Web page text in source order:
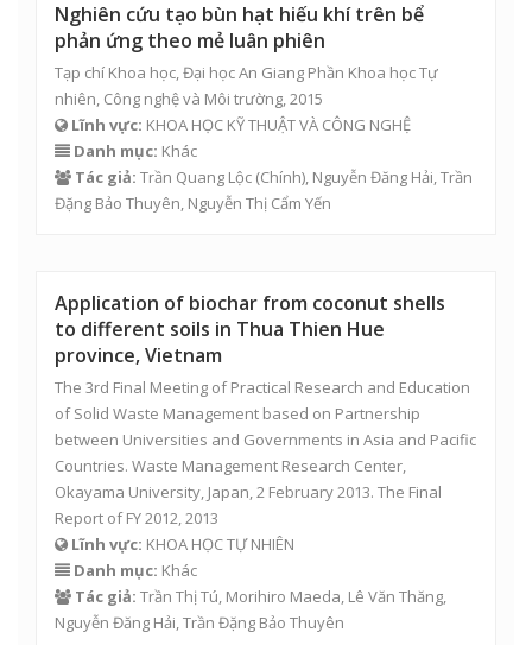
Nghiên cứu tạo bùn hạt hiếu khí trên bể
phản ứng theo mẻ luân phiên
Tạp chí Khoa học, Đại học An Giang Phần Khoa học Tự
nhiên, Công nghệ và Môi trường, 2015
Lĩnh vực: KHOA HỌC KỸ THUẬT VÀ CÔNG NGHỆ
Danh mục: Khác
Tác giả: Trần Quang Lộc (Chính), Nguyễn Đăng Hải,Trần
Đặng Bảo Thuyên, Nguyễn Thị Cẩm Yến
Application of biochar from coconut shells
to different soils in Thua Thien Hue
province, Vietnam
The 3rd Final Meeting of Practical Research and Education
of Solid Waste Management based on Partnership
between Universities and Governments in Asia and Pacific
Countries. Waste Management Research Center,
Okayama University, Japan, 2 February 2013. The Final
Report of FY 2012, 2013
Lĩnh vực: KHOA HỌC TỰ NHIÊN
Danh mục: Khác
Tác giả: Trần Thị Tú, Morihiro Maeda, Lê Văn Thăng,
Nguyễn Đăng Hải,Trần Đặng Bảo Thuyên